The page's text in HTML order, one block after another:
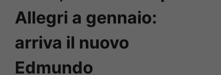
Allegri a gennaio:
arriva il nuovo
Edmundo